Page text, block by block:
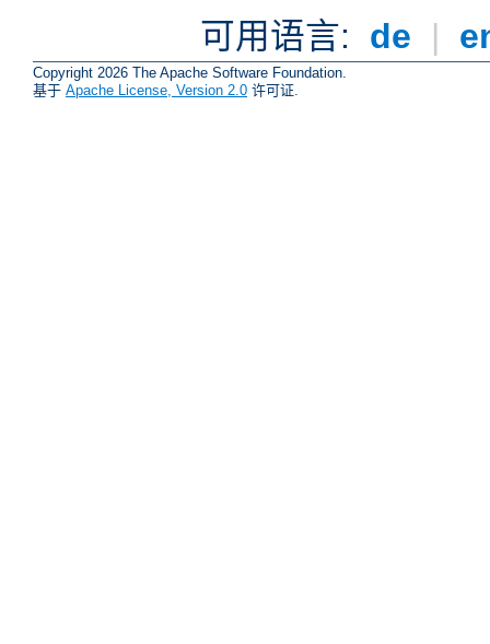
可用语言: de |
Copyright 2026 The Apache Software Foundation.
基于 Apache License, Version 2.0 许可证.